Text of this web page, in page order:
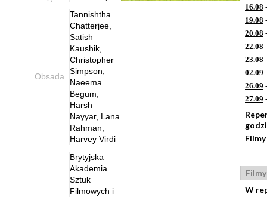
Obsada
Tannishtha
Chatterjee,
Satish
Kaushik,
Christopher
Simpson,
Naeema
Begum,
Harsh
Nayyar, Lana
Rahman,
Harvey Virdi
Brytyjska
Akademia
Sztuk
Filmowych i
16.08
19.08
20.08
22.08
23.08
02.09
26.09
27.09
Filmy
W